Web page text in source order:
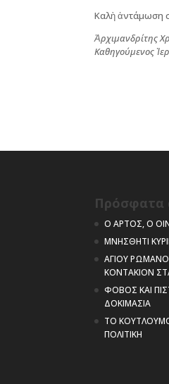
Καλὴ ἀντάμωση
Ἀρχιμανδρίτης
Καθηγούμενος
Πρόσφατα
Ο ΑΡΤΟΣ, Ο
ΜΝΗΣΘΗΤΙ
ΑΓΙΟΥ
ΚΟΝΤΑΚΙΟΝ
ΦΟΒΟΣ ΚΑΙ
ΔΟΚΙΜΑΣΙΑ
ΤΟ
ΠΟΛΙΤΙΚΗ